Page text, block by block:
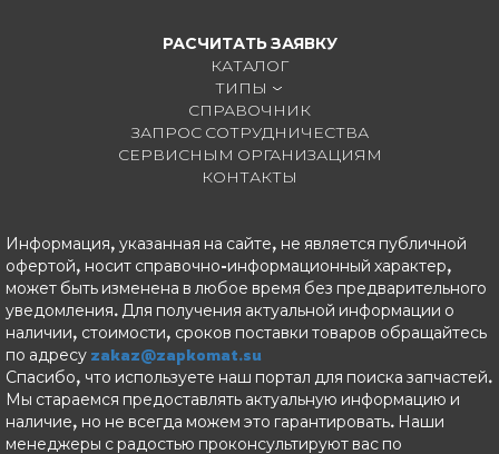
РАСЧИТАТЬ ЗАЯВКУ
КАТАЛОГ
ТИПЫ
СПРАВОЧНИК
ЗАПРОС СОТРУДНИЧЕСТВА
СЕРВИСНЫМ ОРГАНИЗАЦИЯМ
КОНТАКТЫ
Информация, указанная на сайте, не является публичной
офертой, носит справочно-информационный характер,
может быть изменена в любое время без предварительного
уведомления. Для получения актуальной информации о
наличии, стоимости, сроков поставки товаров обращайтесь
по адресу zakaz@zapkomat.su
Спасибо, что используете наш портал для поиска запчастей.
Мы стараемся предоставлять актуальную информацию и
наличие, но не всегда можем это гарантировать. Наши
менеджеры с радостью проконсультируют вас по